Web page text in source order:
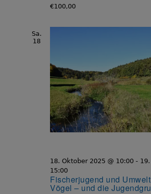
€100,00
Sa.
18
Fischerjugend und
Vögel – und die
18. Oktober 2025 @ 10:00 -
15:00